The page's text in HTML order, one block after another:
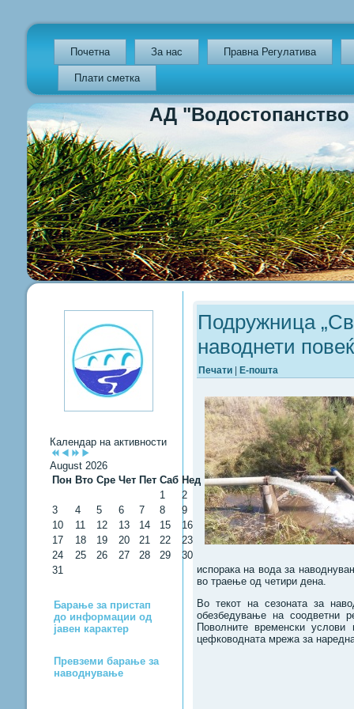
Почетна За нас Правна Регулатива
Плати сметка
АД "Водостопанство на
Календар на активности
August 2026
Пон Вто Сре Чет Пет Саб Нед
1
2
3
4 5 6 7 8
9
10
11 12 13 14 15
16
17
18 19 20 21 22
23
24
25 26 27 28 29
30
31
Барање за пристап
до информации од
јавен карактер
Превземи барање за
наводнување
Подружница
наводнети
Печати Е-пошта
испорака на вода за
во траење од четири дена.
Во текот на сезоната за
обезбедување на соодветни
Поволните временски
цефководната мрежа за